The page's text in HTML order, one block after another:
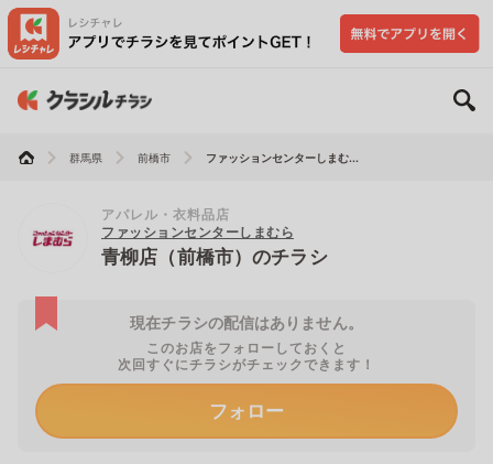
群馬県 前橋市 ファッションセンターしまむ...
アパレル・衣料品店
ファッションセンターしまむら
青柳店（前橋市）のチラシ
現在チラシの配信はありません。
このお店をフォローしておくと
次回すぐにチラシがチェックできます！
フォロー